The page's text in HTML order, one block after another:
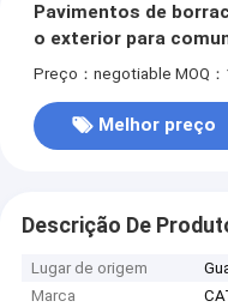
Pavimentos de
o exterior para
/ parque
Preço：negotiable MOQ
Melhor preço
Descrição De
Lugar de origem
Marca